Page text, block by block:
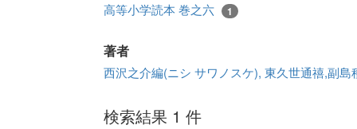
高等小学読本 巻之六 1
著者
西沢之介編(ニシ サワノスケ), 東久世通禧,副
検索結果 1 件